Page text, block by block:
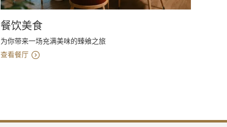
餐饮美食
为你带来一场充满美味的臻飨之旅
查看餐厅